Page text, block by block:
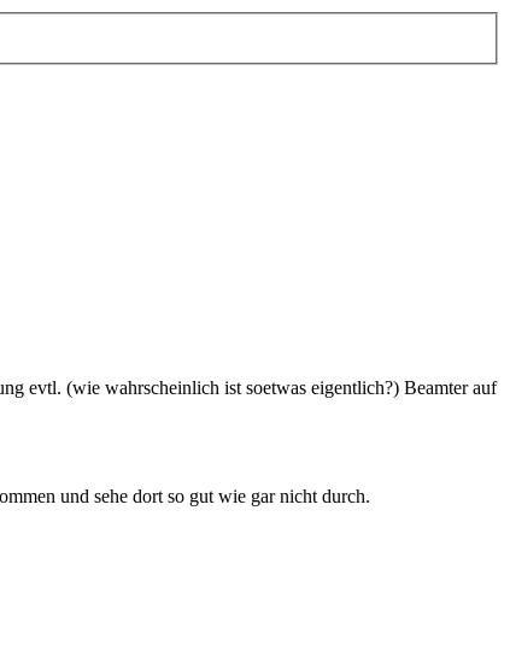
evtl. (wie wahrscheinlich ist soetwas eigentlich?) Beamter auf
und sehe dort so gut wie gar nicht durch.